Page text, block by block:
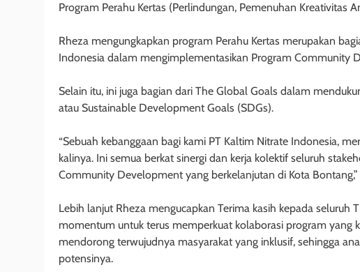
Program Perahu Kertas (Perlindungan, Pemenuhan Kreativitas
Rheza mengungkapkan program Perahu Kertas merupakan
Indonesia dalam mengimplementasikan Program Community
Selain itu, ini juga bagian dari The Global Goals dalam
atau Sustainable Development Goals (SDGs).
“Sebuah kebanggaan bagi kami PT Kaltim Nitrate Indonesia,
kalinya. Ini semua berkat sinergi dan kerja kolektif seluruh
Community Development yang berkelanjutan di Kota Bontang,”
Lebih lanjut Rheza mengucapkan Terima kasih kepada seluruh
momentum untuk terus memperkuat kolaborasi program yang
mendorong terwujudnya masyarakat yang inklusif, sehingga
potensinya.